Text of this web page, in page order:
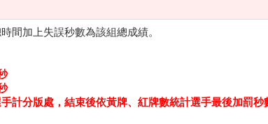
間加上失誤秒數為該組總成績。
計分版處，結束後依黃牌、紅牌數統計選手最後加罰秒